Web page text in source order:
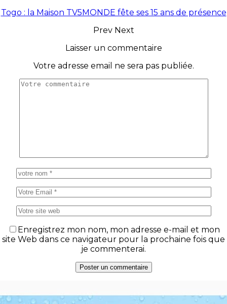
Togo : la Maison TV5MONDE fête ses 15 ans de présence
Prev Next
Laisser un commentaire
Votre adresse email ne sera pas publiée.
Enregistrez mon nom, mon adresse e-mail et mon
site Web dans ce navigateur pour la prochaine fois que
je commenterai.